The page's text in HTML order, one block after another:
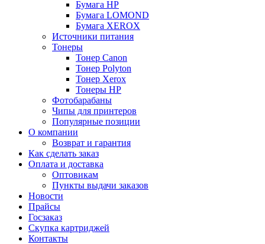
Бумага HP
Бумага LOMOND
Бумага XEROX
Источники питания
Тонеры
Тонер Canon
Тонер Polyton
Тонер Xerox
Тонеры HP
Фотобарабаны
Чипы для принтеров
Популярные позиции
О компании
Возврат и гарантия
Как сделать заказ
Оплата и доставка
Оптовикам
Пункты выдачи заказов
Новости
Прайсы
Госзаказ
Скупка картриджей
Контакты